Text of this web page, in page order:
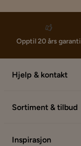
Opptil 20 års garanti
Hjelp & kontakt
Sortiment & tilbud
Inspirasjon